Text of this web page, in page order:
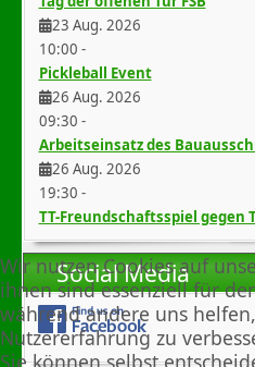
23 Aug. 2026
10:00 -
Pickleball Event
26 Aug. 2026
09:30 -
Arbeitseinsatz des
26 Aug. 2026
19:30 -
TT-Freundschaftsspiel gegen
Social Media
Wir nutzen Cookies auf
ihnen sind essenziell für
während andere uns
Nutzererfahrung zu
Sie können selbst